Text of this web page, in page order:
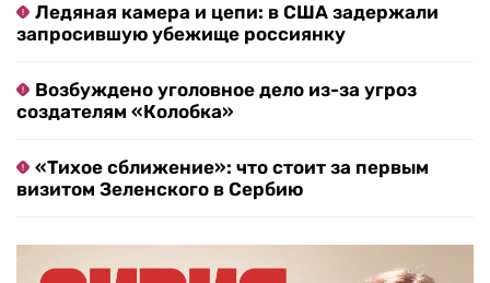
Ледяная камера и цепи: в США задержали
запросившую убежище россиянку
Возбуждено уголовное дело из-за угроз
создателям «Колобка»
«Тихое сближение»: что стоит за первым
визитом Зеленского в Сербию